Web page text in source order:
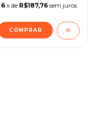
6 x de R$187,76 sem juros
COMPRAR